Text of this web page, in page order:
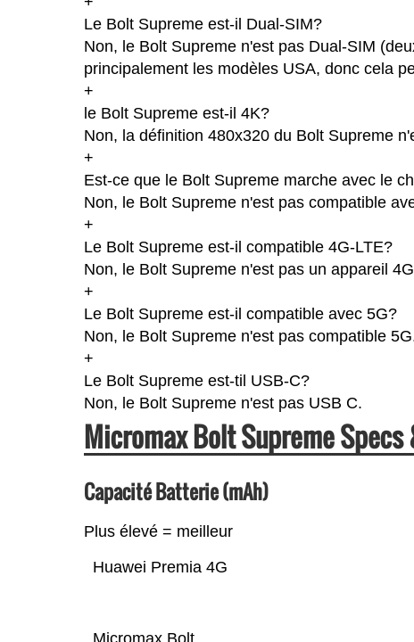
Le Bolt Supreme est-il Dual-SIM?
Non, le Bolt Supreme n'est pas Dual-SIM
principalement les modèles USA, donc cela
+
le Bolt Supreme est-il 4K?
Non, la définition 480x320 du Bolt Supreme
+
Est-ce que le Bolt Supreme marche avec le
Non, le Bolt Supreme n'est pas compatible
+
Le Bolt Supreme est-il compatible 4G-LTE?
Non, le Bolt Supreme n'est pas un appareil
+
Le Bolt Supreme est-il compatible avec 5G?
Non, le Bolt Supreme n'est pas compatible
+
Le Bolt Supreme est-til USB-C?
Non, le Bolt Supreme n'est pas USB C.
Micromax Bolt Supreme
Capacité Batterie (mAh)
Plus élevé = meilleur
Micromax Bolt
Huawei Premia 4G